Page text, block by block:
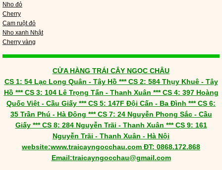
Nho đỏ
Cherry
Cam ruột đỏ
Nho xanh Nhật
Cherry vàng
CỬA HÀNG TRÁI CÂY NGỌC CHÂU
CS 1: 54 Lạc Long Quân - Tây Hồ *** CS 2: 584 Thụy Khuê - Tây
Hồ *** CS 3: 104 Lê Trọng Tấn - Thanh Xuân *** CS 4: 397 Hoàng
Quốc Việt - Cầu Giấy *** CS 5: 147F Đội Cấn - Ba Đình *** CS 6:
35 Trần Phú - Hà Đông *** CS 7: 24 Nguyễn Phong Sắc - Cầu
Giấy *** CS 8: 284 Nguyễn Trãi - Thanh Xuân *** CS 9: 161
Nguyễn Trãi - Thanh Xuân - Hà Nội
​website:www.traicayngocchau.com ĐT: 0868.172.868
Email:traicayngocchau@gmail.com​